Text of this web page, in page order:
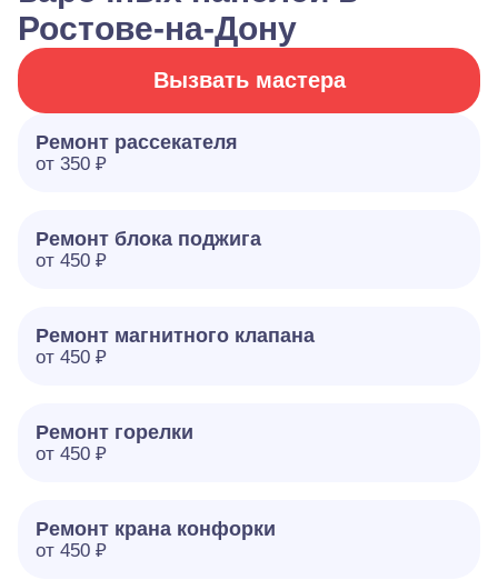
Ростове-на-Дону
Вызвать мастера
Ремонт рассекателя
от 350 ₽
Ремонт блока поджига
от 450 ₽
Ремонт магнитного клапана
от 450 ₽
Ремонт горелки
от 450 ₽
Ремонт крана конфорки
от 450 ₽